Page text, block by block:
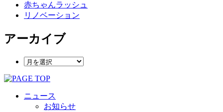
赤ちゃんラッシュ
リノベーション
アーカイブ
ニュース
お知らせ